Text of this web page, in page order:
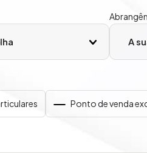
Ponto de venda